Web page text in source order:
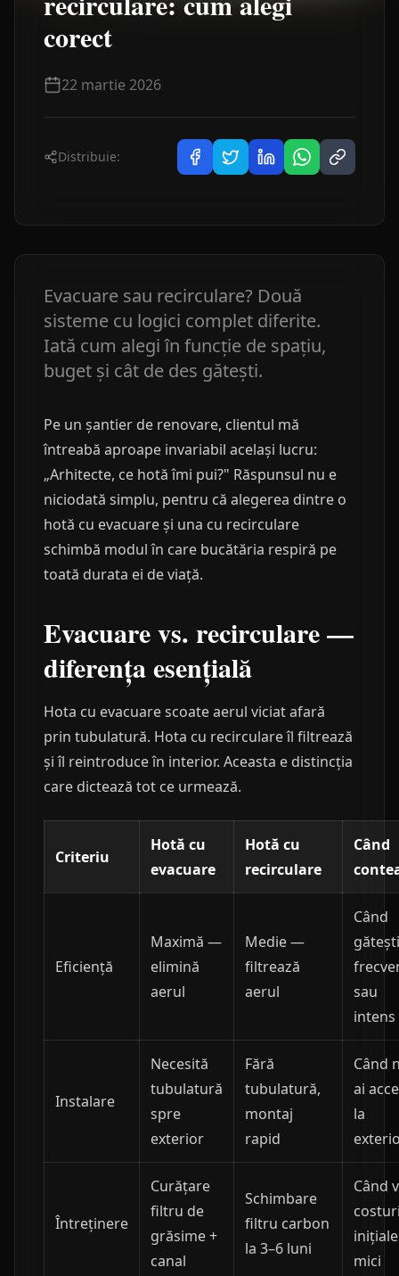
corect
22 martie 2026
Distribuie:
Evacuare sau recirculare? Două
sisteme cu logici complet diferite.
Iată cum alegi în funcție de spațiu,
buget și cât de des gătești.
Pe un șantier de renovare, clientul mă
întreabă aproape invariabil același lucru:
„Arhitecte, ce hotă îmi pui?" Răspunsul nu e
niciodată simplu, pentru că alegerea dintre o
hotă cu evacuare și una cu recirculare
schimbă modul în care bucătăria respiră pe
toată durata ei de viață.
Evacuare vs. recirculare —
diferența esențială
Hota cu evacuare scoate aerul viciat afară
prin tubulatură. Hota cu recirculare îl filtrează
și îl reintroduce în interior. Aceasta e distincția
care dictează tot ce urmează.
Criteriu
Hotă cu
evacuare
Hotă cu
recirculare
Când
Eficiență
Maximă —
elimină
aerul
Medie —
filtrează
aerul
Când
gătești
sau
intens
Instalare
Necesită
tubulatură
spre
exterior
Fără
tubulatură,
montaj
rapid
Când
ai
la
Întreținere
Curățare
filtru de
grăsime +
canal
Schimbare
filtru carbon
la 3–6 luni
Când
inițiale
mici